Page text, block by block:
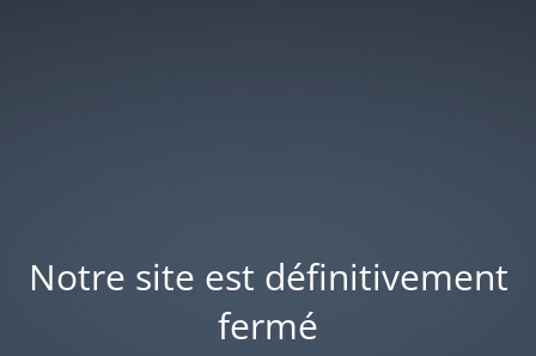
Notre site est définitivement
fermé